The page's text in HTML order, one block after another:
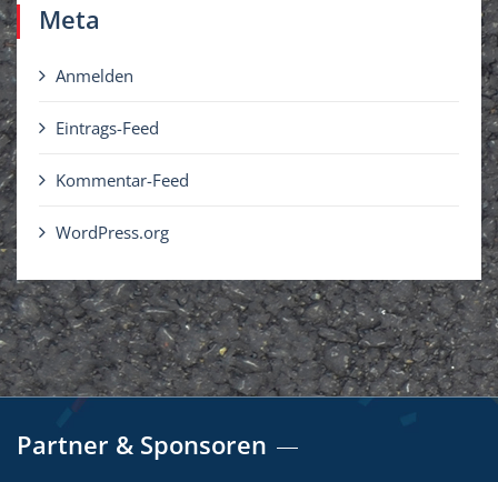
Meta
Anmelden
Eintrags-Feed
Kommentar-Feed
WordPress.org
Partner & Sponsoren